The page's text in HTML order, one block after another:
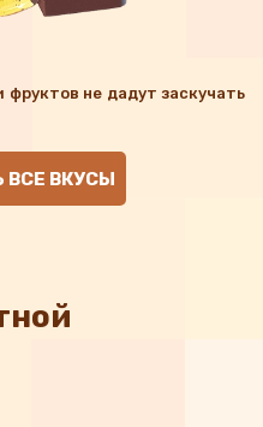
фруктов не дадут заскучать
ВСЕ ВКУСЫ